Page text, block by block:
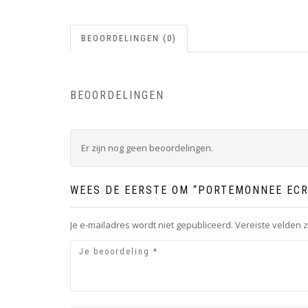
BEOORDELINGEN (0)
BEOORDELINGEN
Er zijn nog geen beoordelingen.
WEES DE EERSTE OM “PORTEMONNEE
Je e-mailadres wordt niet gepubliceerd. Vereiste velden